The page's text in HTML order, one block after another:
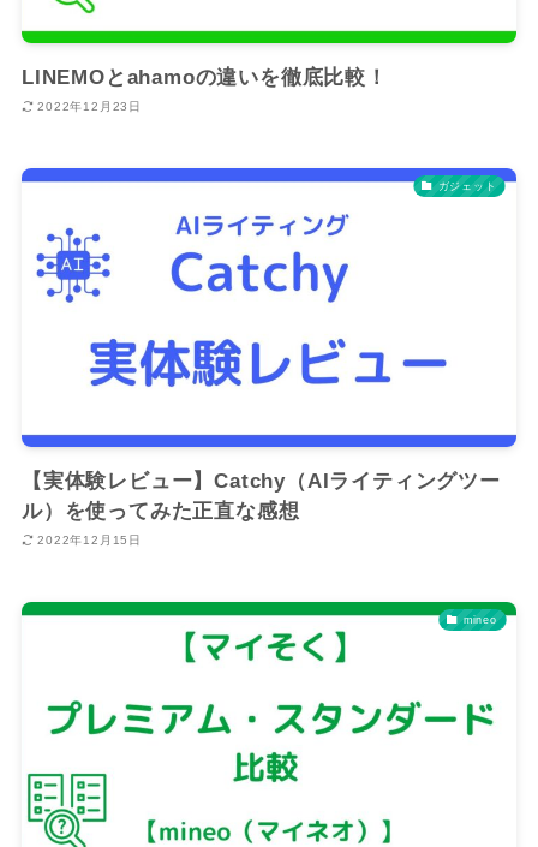
LINEMOとahamoの違いを徹底比較！
2022年12月23日
ガジェット
【実体験レビュー】Catchy（AIライティングツー
ル）を使ってみた正直な感想
2022年12月15日
mineo